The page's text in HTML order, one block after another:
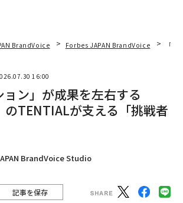
BrandVoice Forbes JAPAN BrandVoice 「
16:00
ョン」が成果を左右する
のTENTIALが支える「挑戦者
BrandVoice Studio
記事を保存